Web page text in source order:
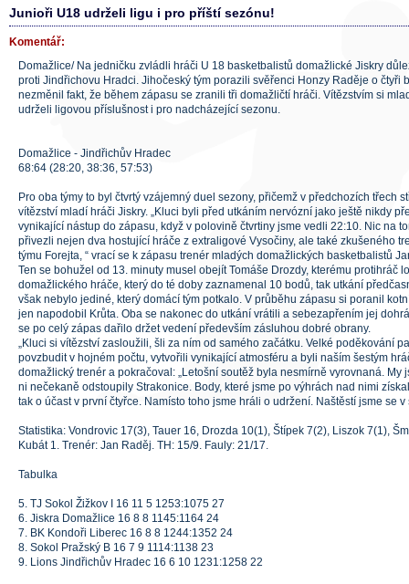
Junioři U18 udrželi ligu i pro příští sezónu!
Komentář:
Domažlice/ Na jedničku zvládli hráči U 18 basketbalistů domažlické Jiskry
proti Jindřichovu Hradci. Jihočeský tým porazili svěřenci Honzy Raděje o čtyři
nezměnil fakt, že během zápasu se zranili tři domažličtí hráči. Vítězstvím si
udrželi ligovou příslušnost i pro nadcházející sezonu.
Domažlice - Jindřichův Hradec
68:64 (28:20, 38:36, 57:53)
Pro oba týmy to byl čtvrtý vzájemný duel sezony, přičemž v předchozích třech
vítězství mladí hráči Jiskry. „Kluci byli před utkáním nervózní jako ještě nikdy
vynikající nástup do zápasu, když v polovině čtvrtiny jsme vedli 22:10. Nic na
přivezli nejen dva hostující hráče z extraligové Vysočiny, ale také zkušeného
týmu Forejta, “ vrací se k zápasu trenér mladých domažlických basketbalistů
Ten se bohužel od 13. minuty musel obejít Tomáše Drozdy, kterému protihráč
domažlického hráče, který do té doby zaznamenal 10 bodů, tak utkání
však nebylo jediné, který domácí tým potkalo. V průběhu zápasu si poranil
jen napodobil Krůta. Oba se nakonec do utkání vrátili a sebezapřením jej
se po celý zápas dařilo držet vedení především zásluhou dobré obrany.
„Kluci si vítězství zasloužili, šli za ním od samého začátku. Velké poděkování
povzbudit v hojném počtu, vytvořili vynikající atmosféru a byli naším šestým
domažlický trenér a pokračoval: „Letošní soutěž byla nesmírně vyrovnaná. My
ni nečekaně odstoupily Strakonice. Body, které jsme po výhrách nad nimi
tak o účast v první čtyřce. Namísto toho jsme hráli o udržení. Naštěstí jsme se v
Statistika: Vondrovic 17(3), Tauer 16, Drozda 10(1), Štípek 7(2), Liszok 7(1),
Kubát 1. Trenér: Jan Raděj. TH: 15/9. Fauly: 21/17.
Tabulka
5. TJ Sokol Žižkov I 16 11 5 1253:1075 27
6. Jiskra Domažlice 16 8 8 1145:1164 24
7. BK Kondoři Liberec 16 8 8 1244:1352 24
8. Sokol Pražský B 16 7 9 1114:1138 23
9. Lions Jindřichův Hradec 16 6 10 1231:1258 22